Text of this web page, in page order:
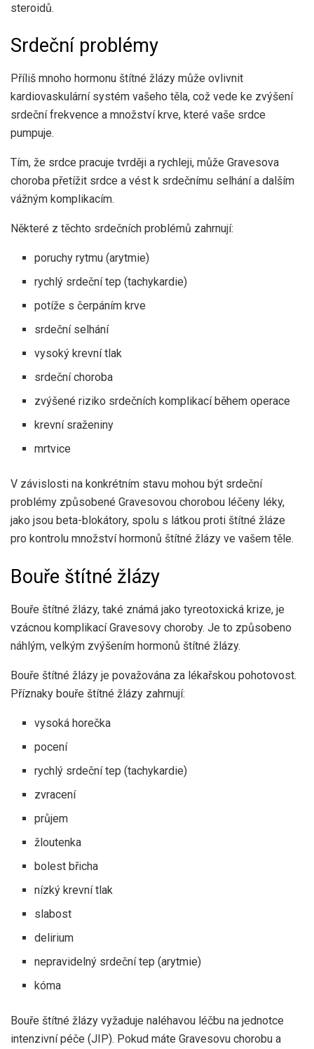
steroidů.
Srdeční problémy
Příliš mnoho hormonu štítné žlázy může ovlivnit
kardiovaskulární systém vašeho těla, což vede ke zvýšení
srdeční frekvence a množství krve, které vaše srdce
pumpuje.
Tím, že srdce pracuje tvrději a rychleji, může Gravesova
choroba přetížit srdce a vést k srdečnímu selhání a dalším
vážným komplikacím.
Některé z těchto srdečních problémů zahrnují:
poruchy rytmu (arytmie)
rychlý srdeční tep (tachykardie)
potíže s čerpáním krve
srdeční selhání
vysoký krevní tlak
srdeční choroba
zvýšené riziko srdečních komplikací během operace
krevní sraženiny
mrtvice
V závislosti na konkrétním stavu mohou být srdeční
problémy způsobené Gravesovou chorobou léčeny léky,
jako jsou beta-blokátory, spolu s látkou proti štítné žláze
pro kontrolu množství hormonů štítné žlázy ve vašem těle.
Bouře štítné žlázy
Bouře štítné žlázy, také známá jako tyreotoxická krize, je
vzácnou komplikací Gravesovy choroby. Je to způsobeno
náhlým, velkým zvýšením hormonů štítné žlázy.
Bouře štítné žlázy je považována za lékařskou pohotovost.
Příznaky bouře štítné žlázy zahrnují:
vysoká horečka
pocení
rychlý srdeční tep (tachykardie)
zvracení
průjem
žloutenka
bolest břicha
nízký krevní tlak
slabost
delirium
nepravidelný srdeční tep (arytmie)
kóma
Bouře štítné žlázy vyžaduje naléhavou léčbu na jednotce
intenzivní péče (JIP). Pokud máte Gravesovu chorobu a